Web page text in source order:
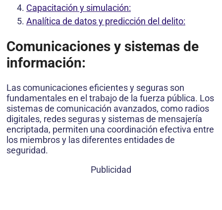
Capacitación y simulación:
Analítica de datos y predicción del delito:
Comunicaciones y sistemas de
información:
Las comunicaciones eficientes y seguras son
fundamentales en el trabajo de la fuerza pública. Los
sistemas de comunicación avanzados, como radios
digitales, redes seguras y sistemas de mensajería
encriptada, permiten una coordinación efectiva entre
los miembros y las diferentes entidades de
seguridad.
Publicidad